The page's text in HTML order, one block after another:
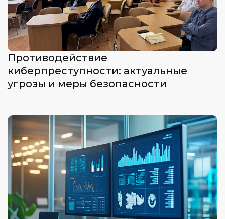
Противодействие
киберпреступности: актуальные
угрозы и меры безопасности